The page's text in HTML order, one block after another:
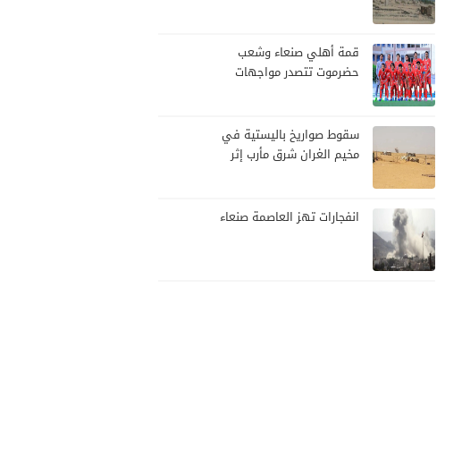
قمة أهلي صنعاء وشعب
حضرموت تتصدر مواجهات
سقوط صواريخ باليستية في
مخيم الغران شرق مأرب إثر
انفجارات تهز العاصمة صنعاء